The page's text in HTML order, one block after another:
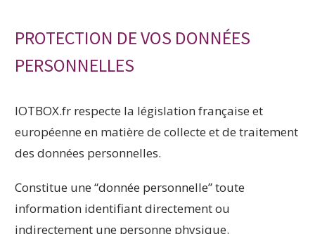
PROTECTION DE VOS DONNÉES
PERSONNELLES
IOTBOX.fr respecte la législation française et
européenne en matière de collecte et de traitement
des données personnelles.
Constitue une “donnée personnelle” toute
information identifiant directement ou
indirectement une personne physique.